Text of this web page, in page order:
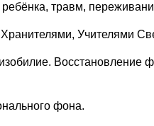
травм,
Учителями
Восстановление
фона.